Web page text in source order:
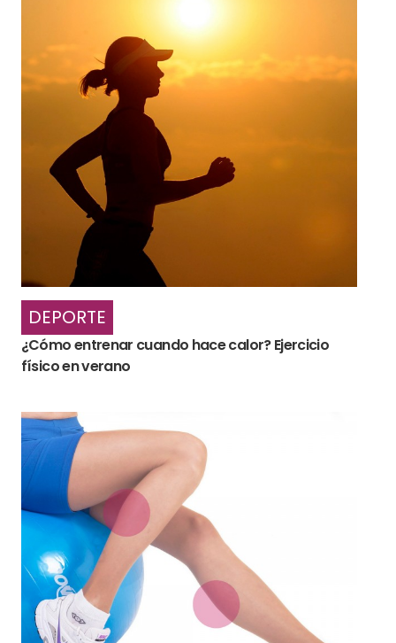
DEPORTE
¿Cómo entrenar cuando hace calor? Ejercicio
físico en verano